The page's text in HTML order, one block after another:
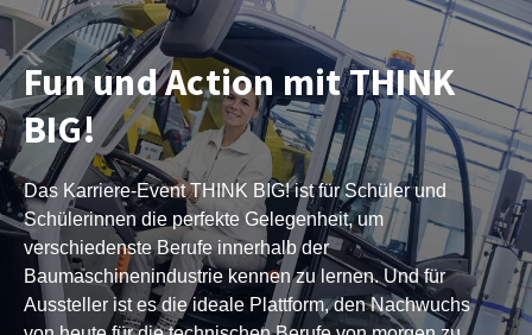
Fun und Action mit THINK
BIG!
Das Karriere-Event THINK BIG! ist für Schüler und
Schülerinnen die perfekte Gelegenheit, um
verschiedenste Berufe innerhalb der
Baumaschinenindustrie kennen zu lernen. Und für
Aussteller ist es die ideale Plattform, den Nachwuchs